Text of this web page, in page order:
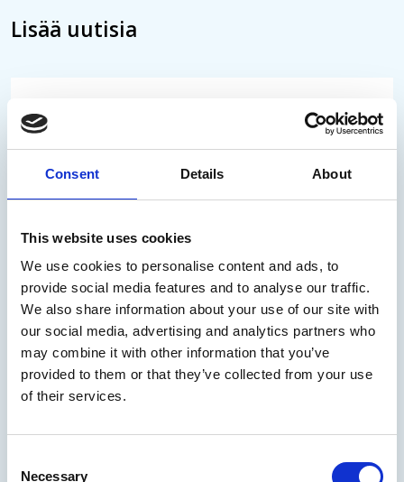
Consent Details About
This website uses cookies
We use cookies to personalise content and ads, to
provide social media features and to analyse our traffic.
We also share information about your use of our site with
our social media, advertising and analytics partners who
may combine it with other information that you’ve
provided to them or that they’ve collected from your use
of their services.
Necessary
Lisää uutisia
Uusi henkilöstö- ja lakiasiainjohtaja
aloittaa Arctiassa syyskuussa
Anne Jansson on nimitetty Arctian henkilöstö- ja
lakiasiainjohtajaksi. Hän aloittaa tehtävässään
14.9.2026 ja siirtyy Arctiaan Postista, jossa hän on
viimeksi toiminut Postipalvelut-liiketoiminnan
henkilöstöjohtajana.
27.07.2026/Uutinen
Lue uutinen